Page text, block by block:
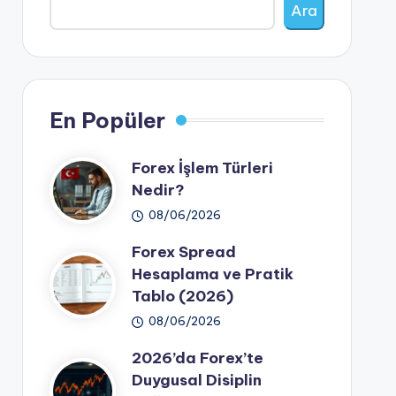
Ara
En Popüler
Forex İşlem Türleri
Nedir?
08/06/2026
Forex Spread
Hesaplama ve Pratik
Tablo (2026)
08/06/2026
2026’da Forex’te
Duygusal Disiplin